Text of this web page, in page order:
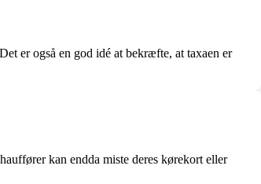
er også en god idé at bekræfte, at taxaen er
kan endda miste deres kørekort eller